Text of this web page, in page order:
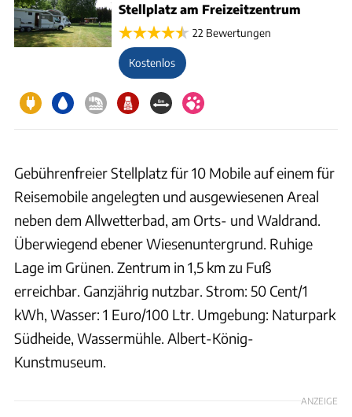
Stellplatz am Freizeitzentrum
22 Bewertungen
Kostenlos
Gebührenfreier Stellplatz für 10 Mobile auf einem für
Reisemobile angelegten und ausgewiesenen Areal
neben dem Allwetterbad, am Orts- und Waldrand.
Überwiegend ebener Wiesenuntergrund. Ruhige
Lage im Grünen. Zentrum in 1,5 km zu Fuß
erreichbar. Ganzjährig nutzbar. Strom: 50 Cent/1
kWh, Wasser: 1 Euro/100 Ltr. Umgebung: Naturpark
Südheide, Wassermühle. Albert-König-
Kunstmuseum.
ANZEIGE